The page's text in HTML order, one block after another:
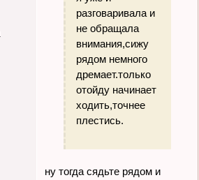
разговаривала и
не обращала
внимания,сижу
рядом немного
дремает.только
отойду начинает
ходить,точнее
плестись.
ну тогда сядьте рядом и